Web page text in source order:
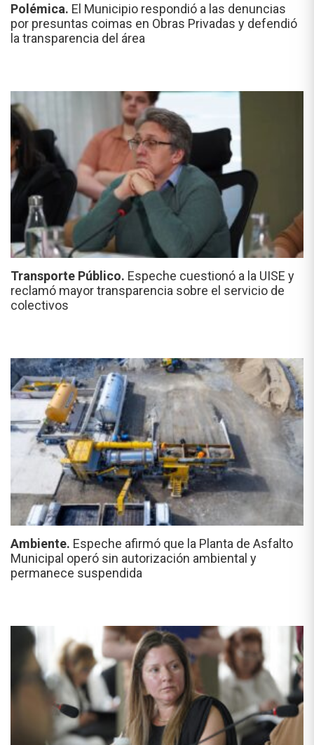
Polémica. El Municipio respondió a las denuncias
por presuntas coimas en Obras Privadas y defendió
la transparencia del área
Transporte Público. Espeche cuestionó a la UISE y
reclamó mayor transparencia sobre el servicio de
colectivos
Ambiente. Espeche afirmó que la Planta de Asfalto
Municipal operó sin autorización ambiental y
permanece suspendida